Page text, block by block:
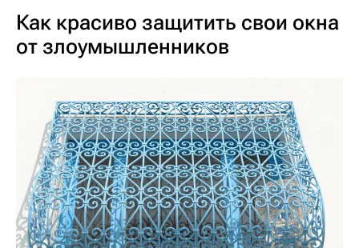
Как красиво защитить свои окна
от злоумышленников